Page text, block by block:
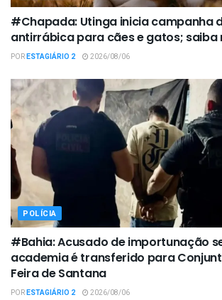
#Chapada: Utinga inicia campanha
antirrábica para cães e gatos; saiba
PORESTAGIÁRIO 2 2026/08/06
POLÍCIA
#Bahia: Acusado de importunação
academia é transferido para
Feira de Santana
PORESTAGIÁRIO 2 2026/08/06